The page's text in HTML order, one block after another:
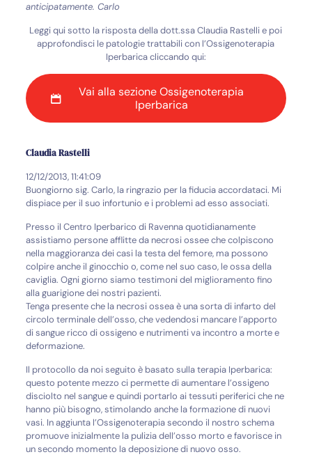
anticipatamente. Carlo
Leggi qui sotto la risposta della dott.ssa Claudia Rastelli e poi
approfondisci le patologie trattabili con l’Ossigenoterapia
Iperbarica cliccando qui:
Vai alla sezione Ossigenoterapia
Iperbarica
Claudia Rastelli
12/12/2013, 11:41:09
Buongiorno sig. Carlo, la ringrazio per la fiducia accordataci. Mi
dispiace per il suo infortunio e i problemi ad esso associati.
Presso il Centro Iperbarico di Ravenna quotidianamente
assistiamo persone afflitte da necrosi ossee che colpiscono
nella maggioranza dei casi la testa del femore, ma possono
colpire anche il ginocchio o, come nel suo caso, le ossa della
caviglia. Ogni giorno siamo testimoni del miglioramento fino
alla guarigione dei nostri pazienti.
Tenga presente che la necrosi ossea è una sorta di infarto del
circolo terminale dell’osso, che vedendosi mancare l’apporto
di sangue ricco di ossigeno e nutrimenti va incontro a morte e
deformazione.
Il protocollo da noi seguito è basato sulla terapia Iperbarica:
questo potente mezzo ci permette di aumentare l’ossigeno
disciolto nel sangue e quindi portarlo ai tessuti periferici che ne
hanno più bisogno, stimolando anche la formazione di nuovi
vasi. In aggiunta l’Ossigenoterapia secondo il nostro schema
promuove inizialmente la pulizia dell’osso morto e favorisce in
un secondo momento la deposizione di nuovo osso.